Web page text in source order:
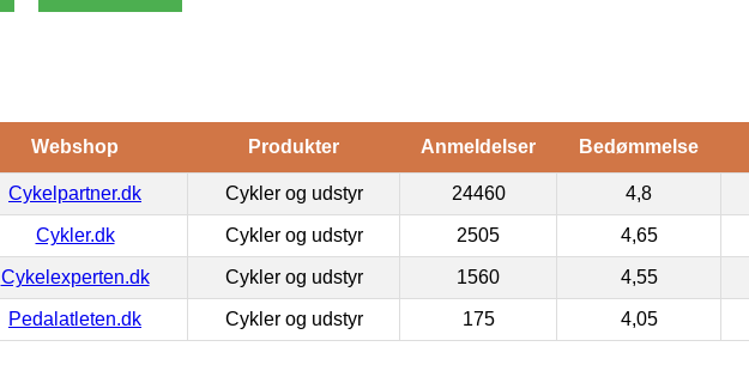
Webshop Produkter Anmeldelser Bedømmelse
Cykelpartner.dk Cykler og udstyr 24460 4,8
Cykler.dk Cykler og udstyr 2505 4,65
Cykelexperten.dk Cykler og udstyr 1560 4,55
Pedalatleten.dk Cykler og udstyr 175 4,05